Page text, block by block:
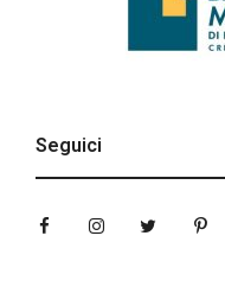
Seguici